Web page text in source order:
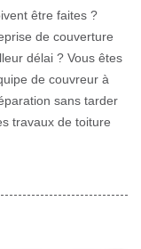
être faites ?
de couverture
délai ? Vous êtes
de couvreur à
sans tarder
travaux de toiture